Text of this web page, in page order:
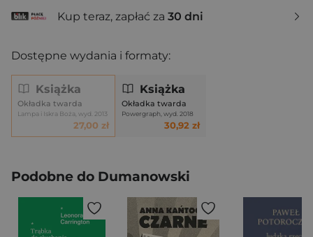
Kup teraz, zapłać za 30 dni
Dostępne wydania i formaty:
Książka
Okładka twarda
Lampa i Iskra Boża, wyd. 2013
27,00 zł
Książka
Okładka twarda
Powergraph, wyd. 2018
30,92 zł
Podobne do Dumanowski